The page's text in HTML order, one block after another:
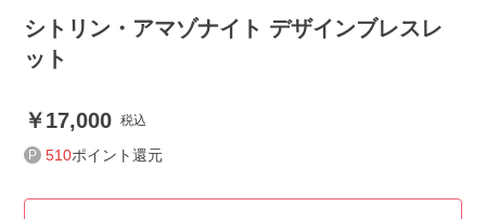
シトリン・アマゾナイト デザインブレスレ
ット
17,000 税込
510ポイント還元